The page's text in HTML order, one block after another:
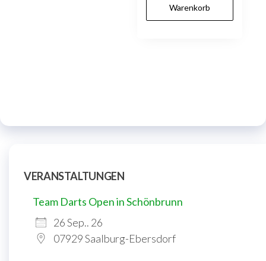
Warenkorb
VERANSTALTUNGEN
Team Darts Open in Schönbrunn
26 Sep.. 26
07929 Saalburg-Ebersdorf